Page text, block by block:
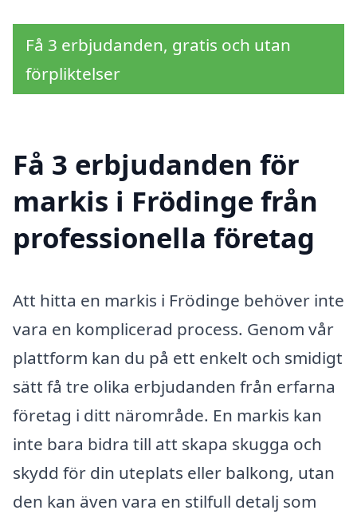
Få 3 erbjudanden, gratis och utan
förpliktelser
Få 3 erbjudanden för
markis i Frödinge från
professionella företag
Att hitta en markis i Frödinge behöver inte
vara en komplicerad process. Genom vår
plattform kan du på ett enkelt och smidigt
sätt få tre olika erbjudanden från erfarna
företag i ditt närområde. En markis kan
inte bara bidra till att skapa skugga och
skydd för din uteplats eller balkong, utan
den kan även vara en stilfull detalj som